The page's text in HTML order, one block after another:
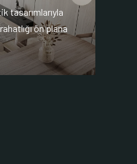
tasarımlarıyla
ön plana